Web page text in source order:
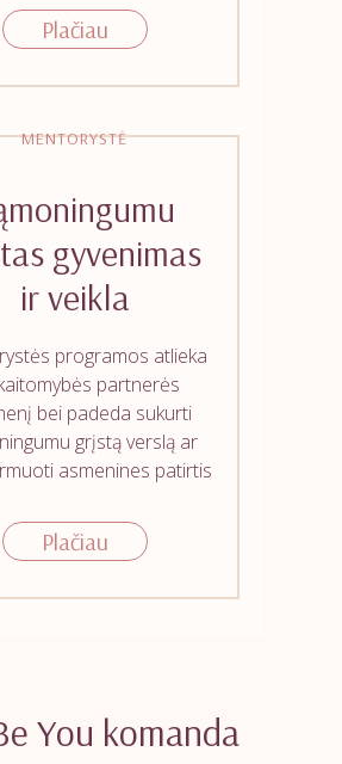
Plačiau
MENTORYSTĖ
gyvenimas
ir veikla
programos atlieka
partnerės
bei padeda sukurti
grįstą verslą ar
asmenines patirtis
Plačiau
You komanda